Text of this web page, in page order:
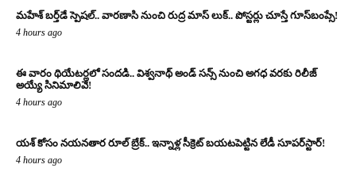
మహేశ్ బర్త్‌డే స్పెషల్.. వారణాసి నుంచి రుద్ర మాస్ లుక్.. పోస్టర్లు చూస్తే గూస్‌బంప్సే!
4 hours ago
ఈ వారం థియేటర్లలో సందడి.. విశ్వనాథ్ అండ్ సన్స్ నుంచి అగధ వరకు రిలీజ్
అయ్యే సినిమాలివే!
4 hours ago
యశ్ కోసం నయనతార రూల్ బ్రేక్.. ఇన్నాళ్ల సీక్రెట్ బయటపెట్టిన లేడీ సూపర్‌స్టార్!
4 hours ago